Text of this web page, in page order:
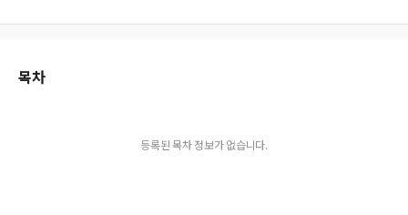
목차
등록된 목차 정보가 없습니다.